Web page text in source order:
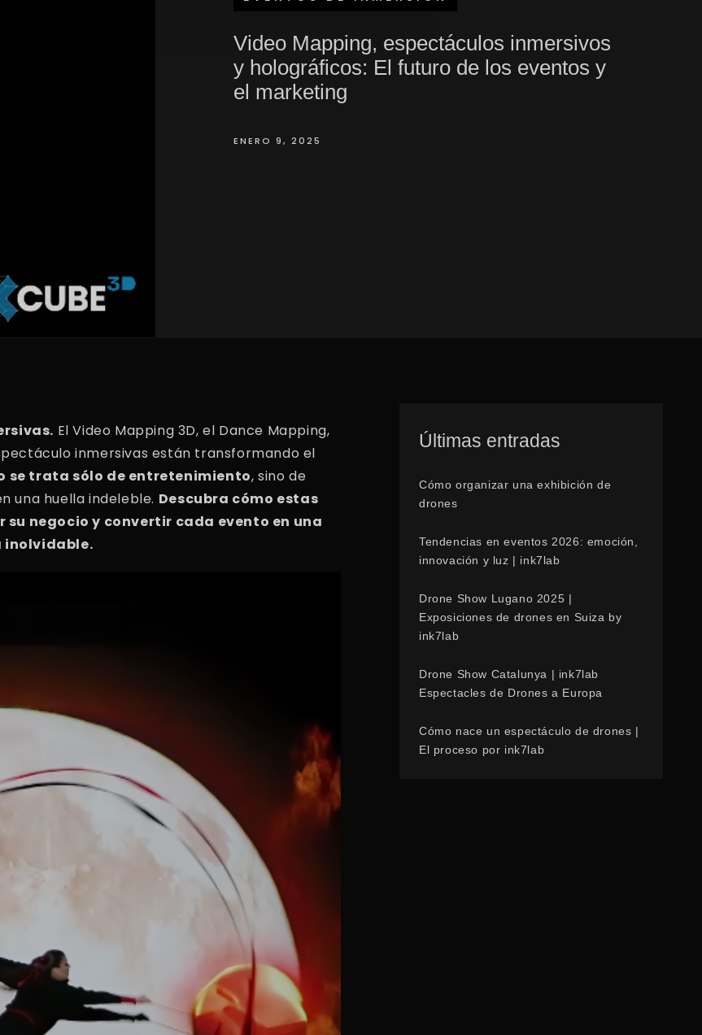
Video Mapping, espectáculos inmersivos
y holográficos: El futuro de los eventos y
el marketing
ENERO 9, 2025
El Video Mapping 3D, el Dance Mapping,
inmersivas están transformando el
se trata sólo de entretenimiento, sino de
una huella indeleble. Descubra cómo estas
negocio y convertir cada evento en una
inolvidable.
Últimas entradas
Cómo organizar una exhibición de
drones
Tendencias en eventos 2026: emoción,
innovación y luz | ink7lab
Drone Show Lugano 2025 |
Exposiciones de drones en Suiza by
ink7lab
Drone Show Catalunya | ink7lab
Espectacles de Drones a Europa
Cómo nace un espectáculo de drones |
El proceso por ink7lab